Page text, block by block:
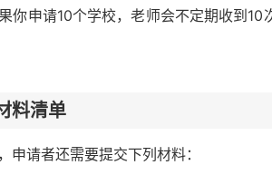
你申请10个学校，老师会不定期收到
料清单
申请者还需要提交下列材料：